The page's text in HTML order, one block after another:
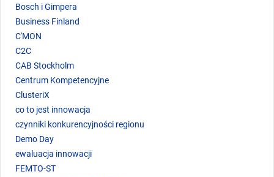
Bosch i Gimpera
Business Finland
C'MON
C2C
CAB Stockholm
Centrum Kompetencyjne
ClusteriX
co to jest innowacja
czynniki konkurencyjności regionu
Demo Day
ewaluacja innowacji
FEMTO-ST